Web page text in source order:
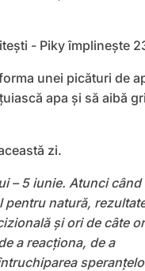
unei picături de
apa și să aibă
zi.
– 5 iunie. Atunci când
natură,
și ori de câte
a reacționa, de a